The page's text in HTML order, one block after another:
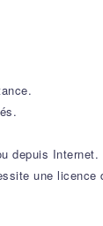
depuis Internet.
une